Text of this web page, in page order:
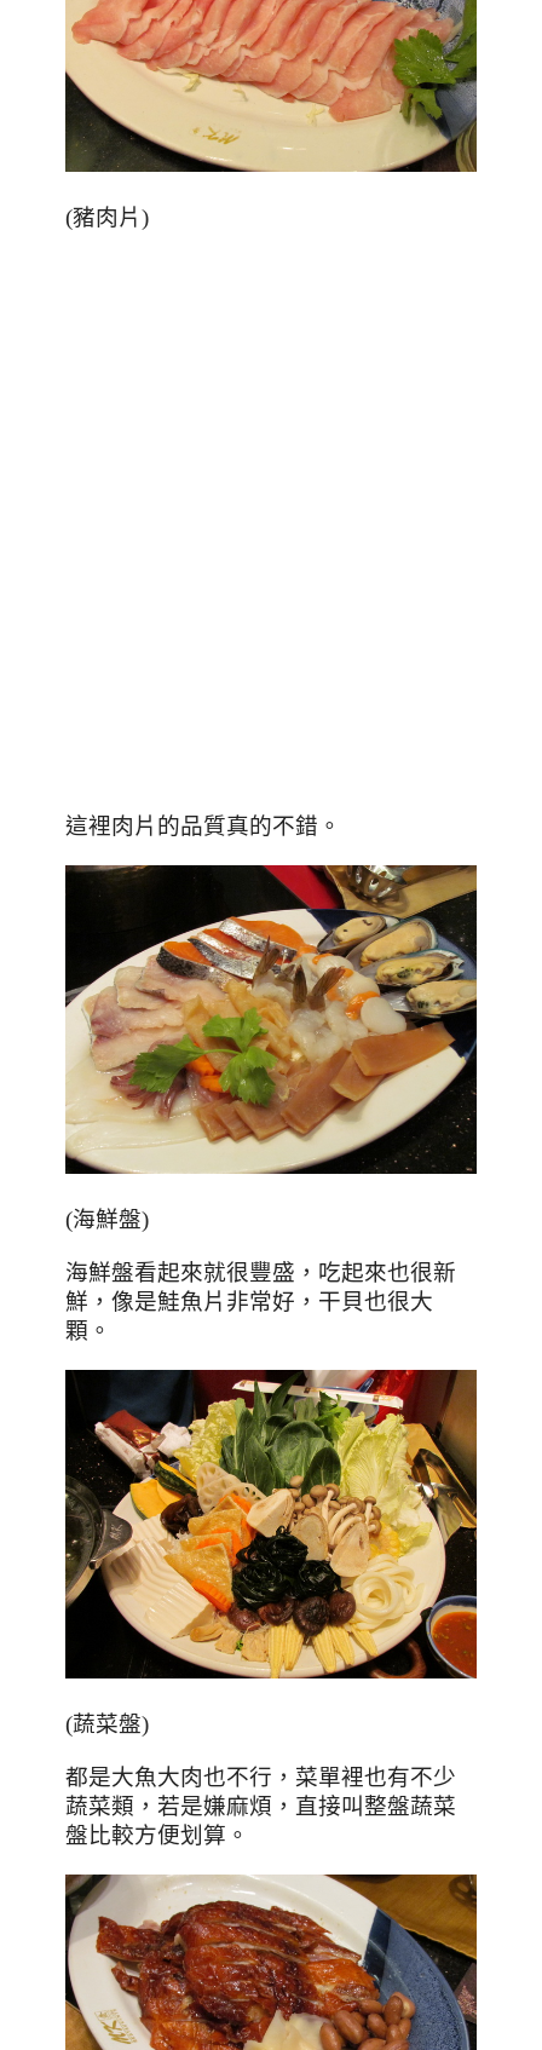
(豬肉片)
這裡肉片的品質真的不錯 。
(海鮮盤)
海鮮盤看起來就很豐盛，吃起來也很新
鮮，像是鮭魚片非常好，干貝也很大
顆。
(蔬菜盤)
都是大魚大肉也不行，菜單裡也有不少
蔬菜類，若是嫌麻煩，直接叫整盤蔬菜
盤比較方便划算。